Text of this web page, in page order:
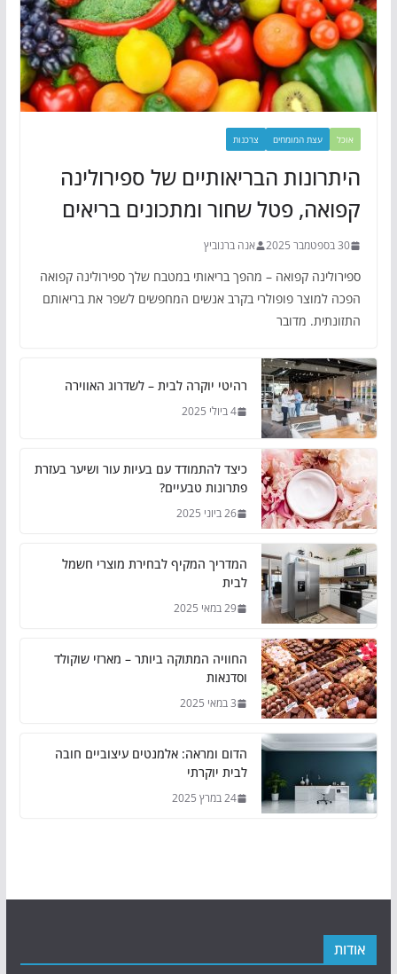
אוכל עצת המומחים צרכנות
היתרונות הבריאותיים של ספירולינה
קפואה, פטל שחור ומתכונים בריאים
30 בספטמבר 2025 אנה ברנוביץ
ספירולינה קפואה – מהפך בריאותי במטבח שלך ספירולינה קפואה
הפכה למוצר פופולרי בקרב אנשים המחפשים לשפר את בריאותם
התזונתית. מדובר
רהיטי יוקרה לבית – לשדרוג האווירה
4 ביולי 2025
כיצד להתמודד עם בעיות עור ושיער בעזרת
פתרונות טבעיים?
26 ביוני 2025
המדריך המקיף לבחירת מוצרי חשמל
לבית
29 במאי 2025
החוויה המתוקה ביותר – מארזי שוקולד
וסדנאות
3 במאי 2025
הדום ומראה: אלמנטים עיצוביים חובה
לבית יוקרתי
24 במרץ 2025
אודות